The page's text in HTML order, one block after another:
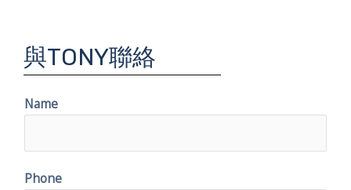
與TONY聯絡
Name
Phone